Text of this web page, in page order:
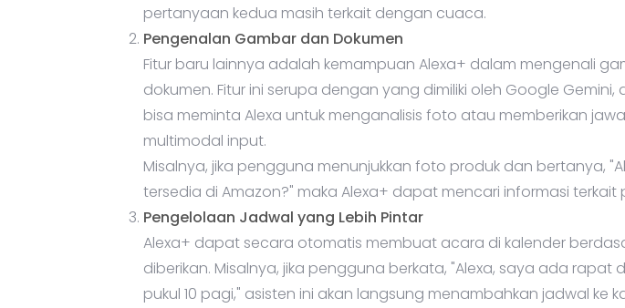
pertanyaan kedua masih terkait dengan cuaca.
Pengenalan Gambar dan Dokumen
Fitur baru lainnya adalah kemampuan Alexa+ dalam mengenali
dokumen. Fitur ini serupa dengan yang dimiliki oleh Google
bisa meminta Alexa untuk menganalisis foto atau memberikan
multimodal input.
Misalnya, jika pengguna menunjukkan foto produk dan bertanya,
tersedia di Amazon?" maka Alexa+ dapat mencari informasi terkait
Pengelolaan Jadwal yang Lebih Pintar
Alexa+ dapat secara otomatis membuat acara di kalender
diberikan. Misalnya, jika pengguna berkata, "Alexa, saya ada rapat
pukul 10 pagi," asisten ini akan langsung menambahkan jadwal ke